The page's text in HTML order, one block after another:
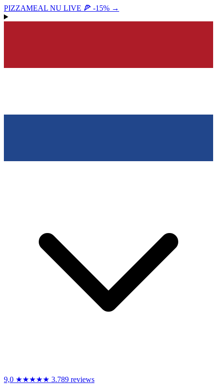
PIZZAMEAL NU LIVE 🍕 -15% →
9,0 ★★★★★ 3.789 reviews